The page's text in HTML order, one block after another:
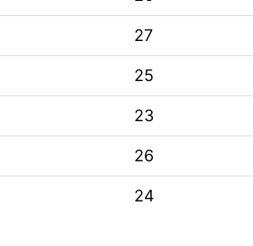
27
25
23
26
24